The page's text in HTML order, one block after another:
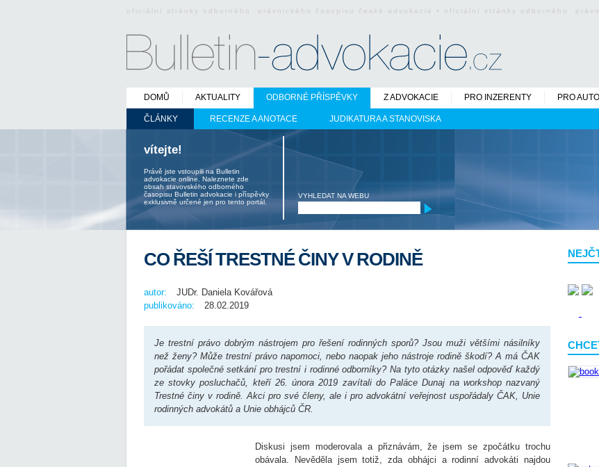
oficiální stránky odborného právnického časopisu české advokacie • oficiální stránky odborného
DOMŮ AKTUALITY ODBORNÉ PŘÍSPĚVKY
ČLÁNKY RECENZE A ANOTACE JUDIKATURA A STANOVISKA
Z ADVOKACIE PRO INZERENTY PRO
vítejte!
Právě jste vstoupili na Bulletin
advokacie online. Naleznete zde
obsah stavovského odborného
časopisu Bulletin advokacie i příspěvky
exklusivně určené jen pro tento portál.
VYHLEDAT NA WEBU
CO ŘEŠÍ TRESTNÉ ČINY V RODINĚ
autor:
JUDr. Daniela Kovářová
publikováno:
28.02.2019
Je trestní právo dobrým nástrojem pro řešení rodinných sporů? Jsou muži většími násilníky
než ženy? Může trestní právo napomoci, nebo naopak jeho nástroje rodině škodí? A má ČAK
pořádat společné setkání pro trestní i rodinné odborníky? Na tyto otázky našel odpověď každý
ze stovky posluchačů, kteří 26. února 2019 zavítali do Paláce Dunaj na workshop nazvaný
Trestné činy v rodině. Akci pro své členy, ale i pro advokátní veřejnost uspořádaly ČAK, Unie
rodinných advokátů a Unie obhájců ČR.
Diskusi jsem moderovala a přiznávám, že jsem se zpočátku trochu
obávala. Nevěděla jsem totiž, zda obhájci a rodinní advokáti najdou